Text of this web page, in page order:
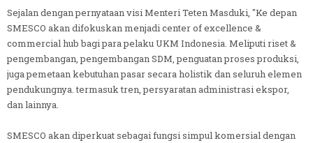
Sejalan dengan pernyataan visi Menteri Teten Masduki, "Ke depan
SMESCO akan difokuskan menjadi center of excellence &
commercial hub bagi para pelaku UKM Indonesia. Meliputi riset &
pengembangan, pengembangan SDM, penguatan proses produksi,
juga pemetaan kebutuhan pasar secara holistik dan seluruh elemen
pendukungnya. termasuk tren, persyaratan administrasi ekspor,
dan lainnya.
SMESCO akan diperkuat sebagai fungsi simpul komersial dengan